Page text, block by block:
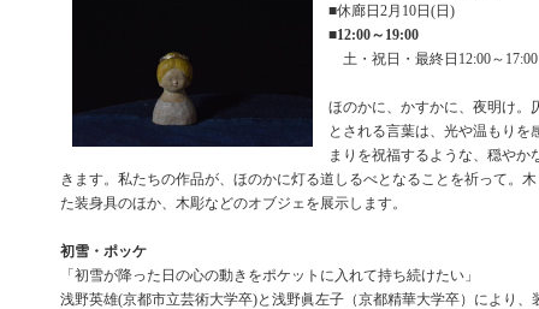
■休廊日2月10日(日)
■12:00～19:00
土・祝日・最終日12:00～17:00
ほのかに、かすかに、夜明け。
とされる言葉は、光や温もりを
まりを祝福するような、穏やか
きます。私たちの作品が、ほのかに灯る道しるべとなることを祈って。
た装身具のほか、木彫などのオブジェを展示します。
初雪・ポッケ
「初雪が降った日の心の動きをポケットに入れて持ち続けたい」
浅野英雄(京都市立芸術大学卒)と浅野眞左子（京都精華大学卒）により、